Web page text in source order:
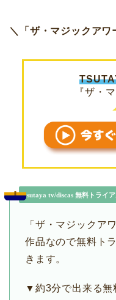
＼「ザ・マジックア
『ザ・
tsutaya tv/discas 無料トライ
「ザ・マジックア
作品なので無料ト
きます。
▼約3分で出来る無